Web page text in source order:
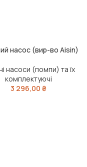
насос (вир-во Aisin)
насоси (помпи) та їх
комплектуючі
3 296,00 ₴